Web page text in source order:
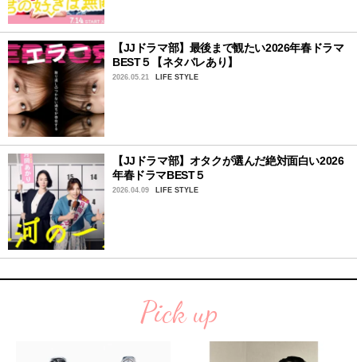
【JJドラマ部】最後まで観たい2026年春ドラマ
BEST５【ネタバレあり】
2026.05.21 LIFE STYLE
【JJドラマ部】オタクが選んだ絶対面白い2026
年春ドラマBEST５
2026.04.09 LIFE STYLE
Pick up